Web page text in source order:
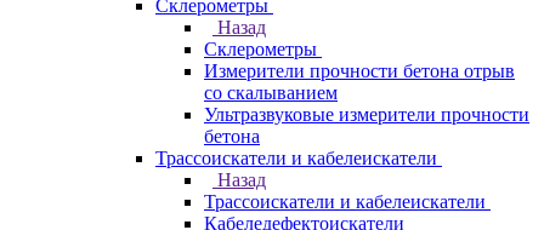
Склерометры
Назад
Склерометры
Измерители прочности бетона отрыв
со скалыванием
Ультразвуковые измерители прочности
бетона
Трассоискатели и кабелеискатели
Назад
Трассоискатели и кабелеискатели
Кабеледефектоискатели